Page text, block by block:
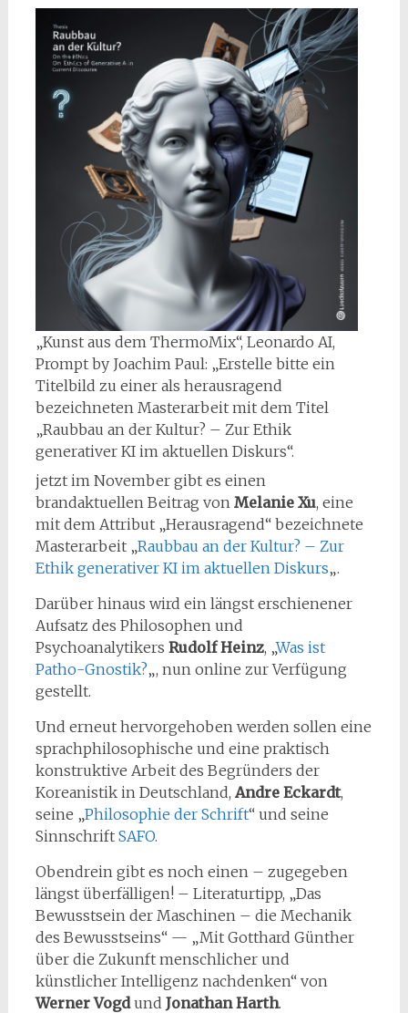
„Kunst aus dem ThermoMix“, Leonardo AI,
Prompt by Joachim Paul: „Erstelle bitte ein
Titelbild zu einer als herausragend
bezeichneten Masterarbeit mit dem Titel
„Raubbau an der Kultur? – Zur Ethik
generativer KI im aktuellen Diskurs“.
jetzt im November gibt es einen
brandaktuellen Beitrag von Melanie Xu, eine
mit dem Attribut „Herausragend“ bezeichnete
Masterarbeit „Raubbau an der Kultur? – Zur
Ethik generativer KI im aktuellen Diskurs„.
Darüber hinaus wird ein längst erschienener
Aufsatz des Philosophen und
Psychoanalytikers Rudolf Heinz, „Was ist
Patho-Gnostik?„, nun online zur Verfügung
gestellt.
Und erneut hervorgehoben werden sollen eine
sprachphilosophische und eine praktisch
konstruktive Arbeit des Begründers der
Koreanistik in Deutschland, Andre Eckardt,
seine „Philosophie der Schrift“ und seine
Sinnschrift SAFO.
Obendrein gibt es noch einen – zugegeben
längst überfälligen! – Literaturtipp, „Das
Bewusstsein der Maschinen – die Mechanik
des Bewusstseins“ — „Mit Gotthard Günther
über die Zukunft menschlicher und
künstlicher Intelligenz nachdenken“ von
Werner Vogdund Jonathan Harth.